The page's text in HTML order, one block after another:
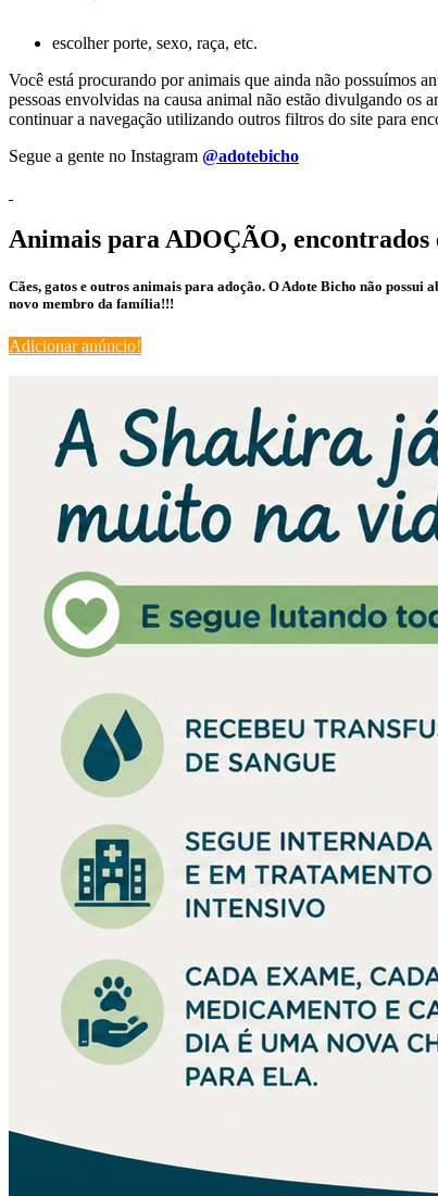
escolher porte, sexo, raça, etc.
Você está procurando por animais que ainda não possuímos
pessoas envolvidas na causa animal não estão divulgando os
continuar a navegação utilizando outros filtros do site para
Segue a gente no Instagram @adotebicho
Animais para ADOÇÃO, encontrados
Cães, gatos e outros animais para adoção. O Adote Bicho não
novo membro da família!!!
Adicionar anúncio!